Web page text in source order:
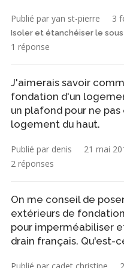
Publié par yan st-pierre 3
Isoler et étanchéiser le
1 réponse
J'aimerais savoir
fondation d'un
un plafond pour ne
logement du haut.
Publié par denis 21 mai
2 réponses
On me conseil de
extérieurs de
pour imperméabiliser
drain français. Qu'est-